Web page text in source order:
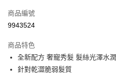
LINE Pay
街口支付
悠遊付
商品編號
9943524
商品特色
全新配方 奢寵秀髮 髮絲光澤水潤
針對乾澀脆弱髮質